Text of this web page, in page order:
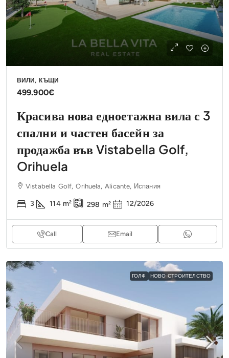
ВИЛИ, КЪЩИ
499.900€
Красива нова едноетажна вила с 3
спални и частен басейн за
продажба във Vistabella Golf,
Orihuela
Vistabella Golf, Orihuela, Alicante, Испания
3 114 m² 298 m² 12/2026
Call Email
ГОЛФ НОВО СТРОИТЕЛСТВО